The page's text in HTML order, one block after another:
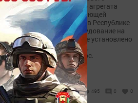
магистрального насосного агрегата
(МНА) на нефтеперекачивающей
станции (НПС) «Студенец» в Республике
Татарстан. Насосное оборудование на
производственном объекте установлено
взамен демонтированного,
выработавшего свой ресурс.
495 0 0